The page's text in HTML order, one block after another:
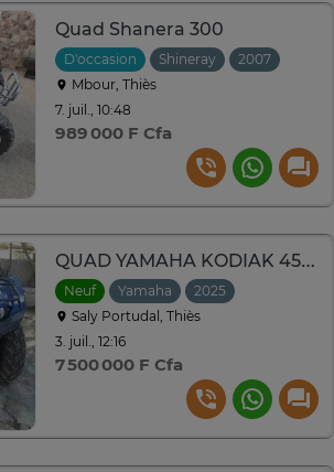
Quad Shanera 300
D'occasion Shineray
2007
Mbour, Thiès
7. juil., 10:48
989 000 F Cfa
QUAD YAMAHA KODIAK 450 Neuf
Neuf Yamaha
2025
Saly Portudal, Thiès
3. juil., 12:16
7 500 000 F Cfa